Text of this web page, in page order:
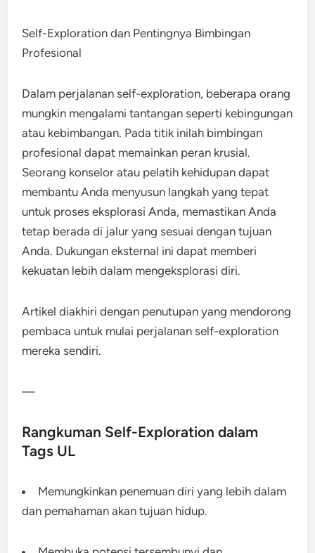
Self-Exploration dan Pentingnya Bimbingan
Profesional
Dalam perjalanan self-exploration, beberapa orang
mungkin mengalami tantangan seperti kebingungan
atau kebimbangan. Pada titik inilah bimbingan
profesional dapat memainkan peran krusial.
Seorang konselor atau pelatih kehidupan dapat
membantu Anda menyusun langkah yang tepat
untuk proses eksplorasi Anda, memastikan Anda
tetap berada di jalur yang sesuai dengan tujuan
Anda. Dukungan eksternal ini dapat memberi
kekuatan lebih dalam mengeksplorasi diri.
Artikel diakhiri dengan penutupan yang mendorong
pembaca untuk mulai perjalanan self-exploration
mereka sendiri.
—
Rangkuman Self-Exploration dalam
Tags UL
Memungkinkan penemuan diri yang lebih dalam
dan pemahaman akan tujuan hidup.